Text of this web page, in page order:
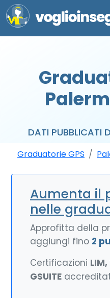
DATI PUBBLICATI
Graduatorie GPS
Aumenta il
nelle
Approfitta della
aggiungi fino 2
Certificazioni
GSUITE